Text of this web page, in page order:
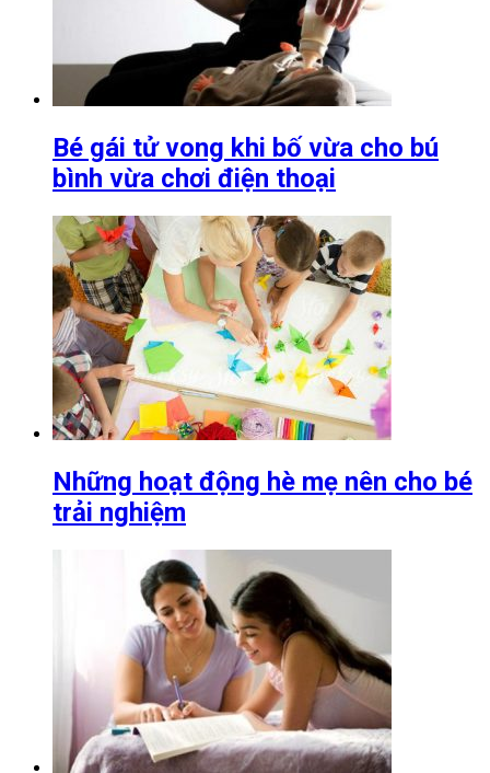
Bé gái tử vong khi bố vừa cho bú
bình vừa chơi điện thoại
Những hoạt động hè mẹ nên cho bé
trải nghiệm